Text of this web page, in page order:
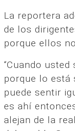
La reportera
de los
porque ellos
“Cuando
porque lo está
puede sentir
es ahí
alejan de la